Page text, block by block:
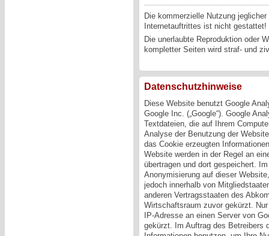
Die kommerzielle Nutzung
Internetauftrittes ist nicht gestattet!
Die unerlaubte Reproduktion oder
kompletter Seiten wird straf- und
Datenschutzhinweise
Diese Website benutzt Google
Google Inc. („Google“). Google
Textdateien, die auf Ihrem
Analyse der Benutzung der
das Cookie erzeugten
Website werden in der Regel an
übertragen und dort gespeichert.
Anonymisierung auf dieser
jedoch innerhalb von
anderen Vertragsstaaten des
Wirtschaftsraum zuvor gekürzt.
IP-Adresse an einen Server von
gekürzt. Im Auftrag des Betreibers